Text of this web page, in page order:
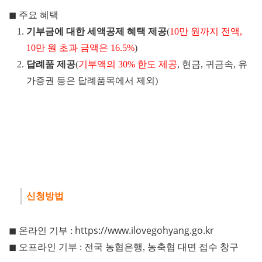
◼ 주요 혜택
기부금에 대한 세액공제 혜택 제공(10만 원까지 전액,
10만 원 초과 금액은 16.5%)
답례품 제공(기부액의 30% 한도 제공, 현금, 귀금속, 유
가증권 등은 답례품목에서 제외)
신청방법
◼ 온라인 기부 : https://www.ilovegohyang.go.kr
◼ 오프라인 기부 : 전국 농협은행, 농축협 대면 접수 창구